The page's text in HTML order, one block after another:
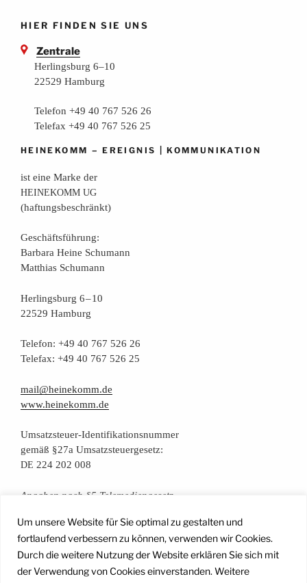
Um unsere Website für Sie optimal zu gestalten und
fortlaufend verbessern zu können, verwenden wir Cookies.
Durch die weitere Nutzung der Website erklären Sie sich mit
der Verwendung von Cookies einverstanden. Weitere
HIER FINDEN SIE UNS
Zentrale
Herlingsburg 6–10
22529 Hamburg
Telefon +49 40 767 526 26
Telefax +49 40 767 526 25
HEINEKOMM –EREIGNIS |KOMMUNIKATION
ist eine Mar­ke der
HEINEKOMM UG
(haf­tungs­be­schränkt)
Geschäfts­füh­rung:
Bar­ba­ra Hei­ne Schumann
Mat­thi­as Schumann
Her­lings­burg 6 – 10
22529 Hamburg
Tele­fon: +49 40 767 526 26
Tele­fax: +49 40 767 526 25
mail@heinekomm.de
www.heinekomm.de
Umsatz­steu­er-Iden­ti­fi­ka­ti­ons­num­mer
gemäß §27a Umsatzsteuergesetz:
DE 224 202 008
Anga­ben nach §5 Telemediengesetz
Daten­schutz­er­klä­rung